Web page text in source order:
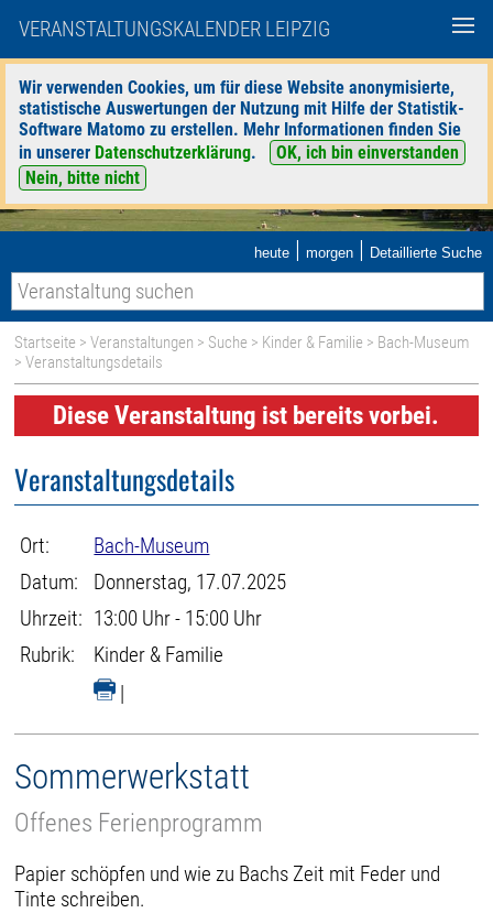
VERANSTALTUNGSKALENDER LEIPZIG
Wir verwenden Cookies, um für diese Website anonymisierte,
statistische Auswertungen der Nutzung mit Hilfe der Statistik-
Software Matomo zu erstellen. Mehr Informationen finden Sie
in unserer Datenschutzerklärung.
OK, ich bin einverstanden
Nein, bitte nicht
heute | morgen | Detaillierte Suche
Startseite >Veranstaltungen > Suche > Kinder & Familie > Bach-Museum
> Veranstaltungsdetails
Diese Veranstaltung ist bereits vorbei.
Veranstaltungsdetails
Ort:
Bach-Museum
Datum:
Donnerstag, 17.07.2025
Uhrzeit: 13:00 Uhr - 15:00 Uhr
Rubrik:
Kinder & Familie
|
Sommerwerkstatt
Offenes Ferienprogramm
Papier schöpfen und wie zu Bachs Zeit mit Feder und
Tinte schreiben.